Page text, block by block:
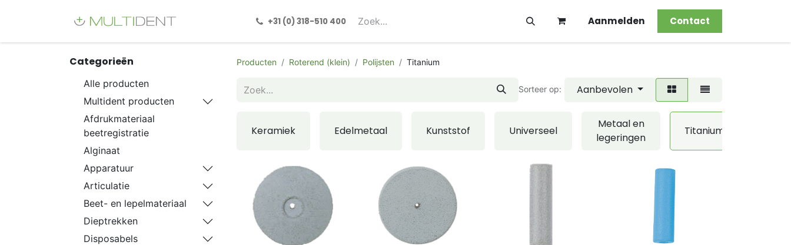
Formulieren
+31 (0) 318-510 400​​ Aanmelden Contact
Categorieën
Alle producten
Multident producten
Afdrukmateriaal
beetregistratie
Alginaat
Apparatuur
Articulatie
Beet- en lepelmateriaal
Dieptrekken
Disposabels
Producten Roterend (klein) Polijsten Titanium
Sorteer op: Aanbevolen
Keramiek Edelmetaal Kunststof Universeel
Metaal en
legeringen
Titanium